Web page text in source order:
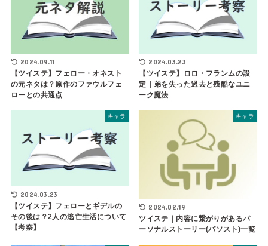
2024.09.11
【ツイステ】フェロー・オネスト
の元ネタは？原作のファウルフェ
ローとの共通点
2024.03.23
【ツイステ】ロロ・フランムの設
定｜弟を失った過去と残酷なユニ
ーク魔法
キャラ
2024.03.23
【ツイステ】フェローとギデルの
その後は？2人の逃亡生活について
【考察】
キャラ
2024.02.19
ツイステ｜内容に繋がりがあるパ
ーソナルストーリー(パソスト)一覧